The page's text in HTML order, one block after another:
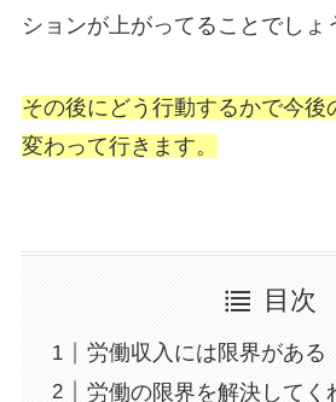
ションが上がってることでしょ
その後にどう行動するかで今後
変わって行きます。
目次
労働収入には限界がある
労働の限界を解決してく